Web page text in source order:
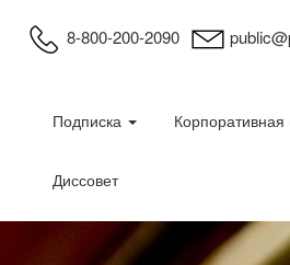
8-800-200-2090
Подписка Корпоративная
Диссовет